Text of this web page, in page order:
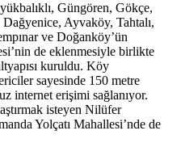
Güngören, Gökçe,
Dağyenice, Ayvaköy, Tahtalı,
ve Doğanköy’ün
de eklenmesiyle birlikte
kuruldu. Köy
sayesinde 150 metre
internet erişimi sağlanıyor.
isteyen Nilüfer
Yolçatı Mahallesi’nde de